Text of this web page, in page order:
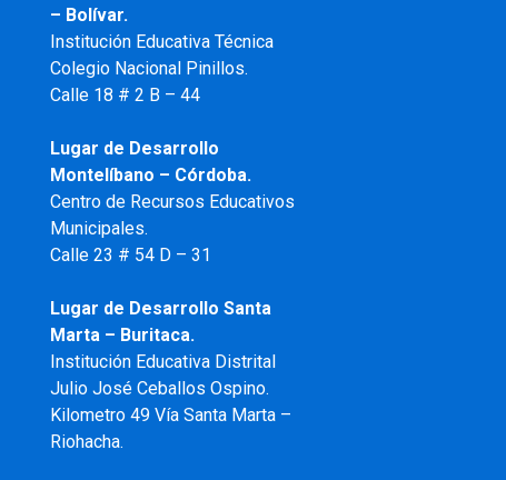
– Bolívar.
Institución Educativa Técnica
Colegio Nacional Pinillos.
Calle 18 # 2 B – 44
Lugar de Desarrollo
Montelíbano – Córdoba.
Centro de Recursos Educativos
Municipales.
Calle 23 # 54 D – 31
Lugar de Desarrollo Santa
Marta – Buritaca.
Institución Educativa Distrital
Julio José Ceballos Ospino.
Kilometro 49 Vía Santa Marta –
Riohacha.